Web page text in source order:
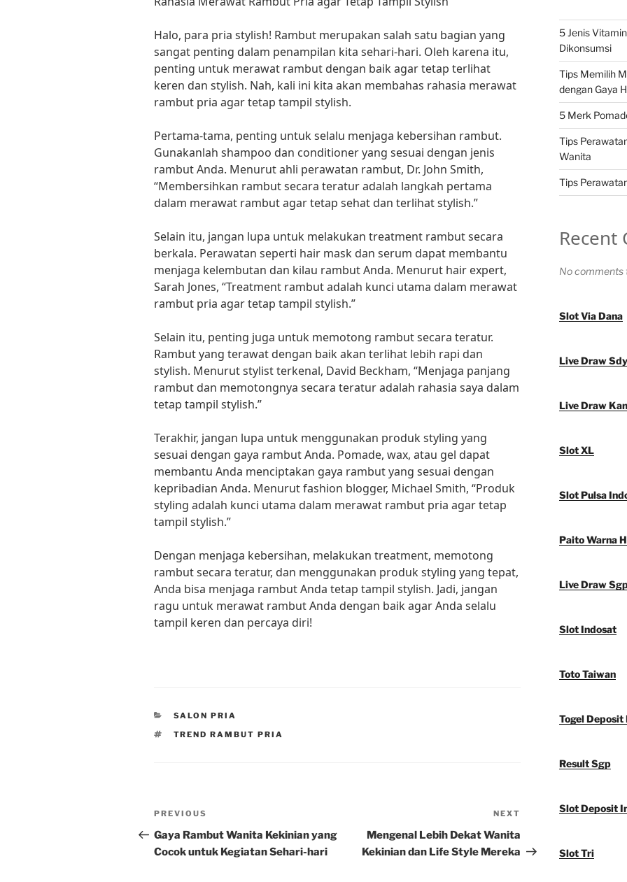
Halo, para pria stylish! Rambut merupakan salah satu bagian yang
sangat penting dalam penampilan kita sehari-hari. Oleh karena itu,
penting untuk merawat rambut dengan baik agar tetap terlihat
keren dan stylish. Nah, kali ini kita akan membahas rahasia merawat
rambut pria agar tetap tampil stylish.
Pertama-tama, penting untuk selalu menjaga kebersihan rambut.
Gunakanlah shampoo dan conditioner yang sesuai dengan jenis
rambut Anda. Menurut ahli perawatan rambut, Dr. John Smith,
“Membersihkan rambut secara teratur adalah langkah pertama
dalam merawat rambut agar tetap sehat dan terlihat stylish.”
Selain itu, jangan lupa untuk melakukan treatment rambut secara
berkala. Perawatan seperti hair mask dan serum dapat membantu
menjaga kelembutan dan kilau rambut Anda. Menurut hair expert,
Sarah Jones, “Treatment rambut adalah kunci utama dalam merawat
rambut pria agar tetap tampil stylish.”
Selain itu, penting juga untuk memotong rambut secara teratur.
Rambut yang terawat dengan baik akan terlihat lebih rapi dan
stylish. Menurut stylist terkenal, David Beckham, “Menjaga panjang
rambut dan memotongnya secara teratur adalah rahasia saya dalam
tetap tampil stylish.”
Terakhir, jangan lupa untuk menggunakan produk styling yang
sesuai dengan gaya rambut Anda. Pomade, wax, atau gel dapat
membantu Anda menciptakan gaya rambut yang sesuai dengan
kepribadian Anda. Menurut fashion blogger, Michael Smith, “Produk
styling adalah kunci utama dalam merawat rambut pria agar tetap
tampil stylish.”
Dengan menjaga kebersihan, melakukan treatment, memotong
rambut secara teratur, dan menggunakan produk styling yang tepat,
Anda bisa menjaga rambut Anda tetap tampil stylish. Jadi, jangan
ragu untuk merawat rambut Anda dengan baik agar Anda selalu
tampil keren dan percaya diri!
CATEGORIES
SALON PRIA
TAGS
TREND RAMBUT PRIA
Post
navigation
Previous
Post
PREVIOUS
Gaya Rambut Wanita Kekinian yang
Cocok untuk Kegiatan Sehari-hari
NEXT
Mengenal Lebih Dekat Wanita
Kekinian dan Life Style Mereka
5 Jenis
Dikonsumsi
Tips Memilih
dengan Gaya
5 Merk
Tips
Wanita
Tips
Recent
No comments
Slot Via Dana
Live Draw Sdy
Live Draw
Slot XL
Slot Pulsa
Paito Warna
Live Draw
Slot Indosat
Toto Taiwan
Togel Deposit
Result Sgp
Slot Deposit
Slot Tri